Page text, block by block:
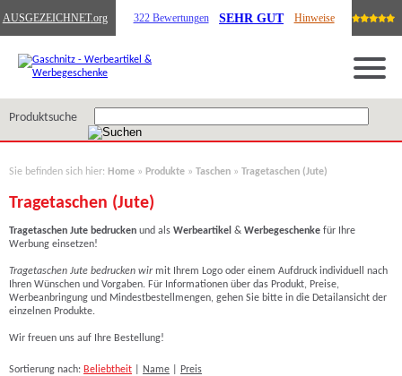
AUSGEZEICHNET.org 322 Bewertungen SEHR GUT Hinweise
Produktsuche
Sie befinden sich hier: Home » Produkte » Taschen » Tragetaschen (Jute)
Tragetaschen (Jute)
Tragetaschen Jute bedrucken und als Werbeartikel & Werbegeschenke für Ihre
Werbung einsetzen!
Tragetaschen Jute bedrucken wir mit Ihrem Logo oder einem Aufdruck individuell nach
Ihren Wünschen und Vorgaben. Für Informationen über das Produkt, Preise,
Werbeanbringung und Mindestbestellmengen, gehen Sie bitte in die Detailansicht der
einzelnen Produkte.
Wir freuen uns auf Ihre Bestellung!
Sortierung nach: Beliebtheit Name
Preis